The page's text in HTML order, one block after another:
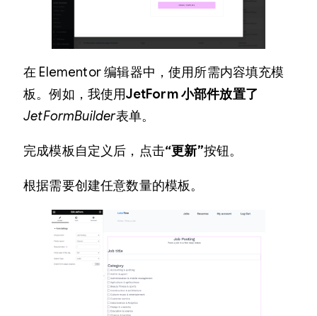
在 Elementor 编辑器中，使用所需内容填充模
板。例如，我使用JetForm 小部件放置了
JetFormBuilder表单。
完成模板自定义后，点击“更新”按钮。
根据需要创建任意数量的模板。